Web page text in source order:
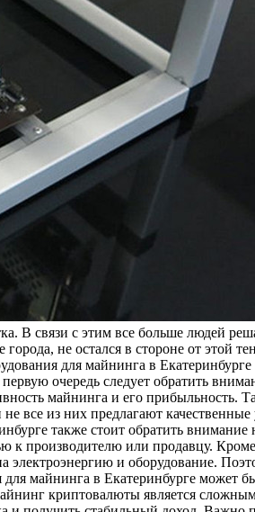
В связи с этим все больше людей
не остался в стороне от этой
для майнинга в
очередь следует обратить
майнинга и его прибыльность.
все из них предлагают
также стоит обратить
к производителю или продавцу.
и оборудование.
майнинга в Екатеринбурге может
криптовалюты является